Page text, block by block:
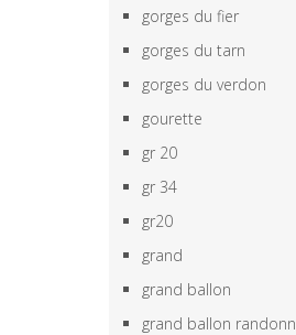
gorges du fier
gorges du tarn
gorges du verdon
gourette
gr 20
gr 34
gr20
grand
grand ballon
grand ballon